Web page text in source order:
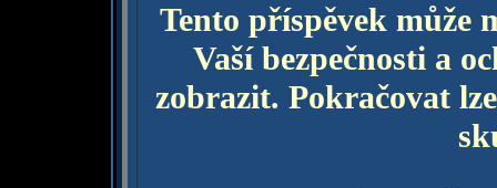
Tento příspěvek může
Vaší bezpečnosti a
zobrazit. Pokračovat